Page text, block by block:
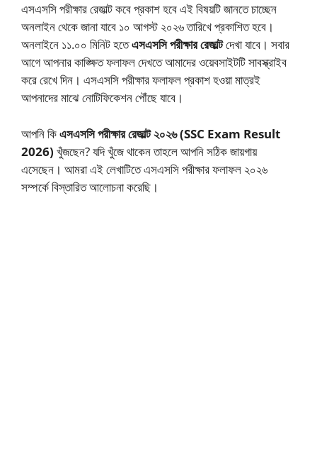
এসএসসি পরীক্ষার রেজাল্ট কবে প্রকাশ হবে এই বিষয়টি জানতে চাচ্ছেন
অনলাইন থেকে জানা যাবে ১০ আগস্ট ২০২৬ তারিখে প্রকাশিত হবে।
অনলাইনে ১১.০০ মিনিট হতেএসএসসি পরীক্ষার রেজাল্টদেখা যাবে। সবার
আগে আপনার কাঙ্ক্ষিত ফলাফল দেখতে আমাদের ওয়েবসাইটটি সাবস্ক্রাইব
করে রেখে দিন। এসএসসি পরীক্ষার ফলাফল প্রকাশ হওয়া মাত্রই
আপনাদের মাঝে নোটিফিকেশন পৌঁছে যাবে।
আপনি কিএসএসসি পরীক্ষার রেজাল্ট ২০২৬ (SSC Exam Result
2026) খুঁজছেন? যদি খুঁজে থাকেন তাহলে আপনি সঠিক জায়গায়
এসেছেন। আমরা এই লেখাটিতে এসএসসি পরীক্ষার ফলাফল ২০২৬
সম্পর্কে বিস্তারিত আলোচনা করেছি।